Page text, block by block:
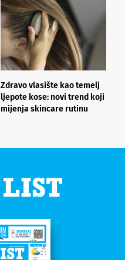
Zdravo vlasište kao temelj
ljepote kose: novi trend koji
mijenja skincare rutinu